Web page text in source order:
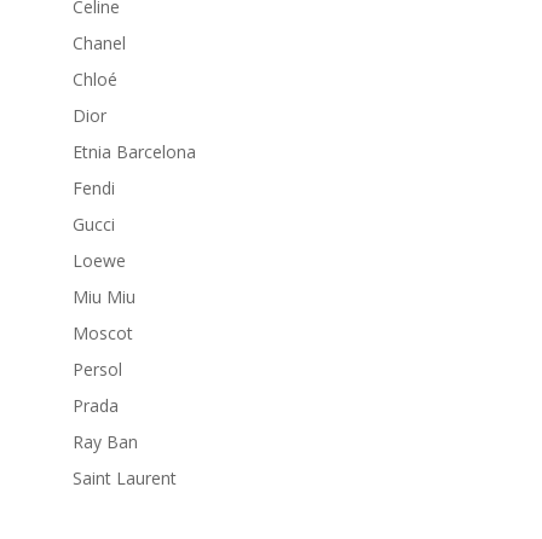
Celine
Chanel
Chloé
Dior
Etnia Barcelona
Fendi
Gucci
Loewe
Miu Miu
Moscot
Persol
Prada
Ray Ban
Saint Laurent